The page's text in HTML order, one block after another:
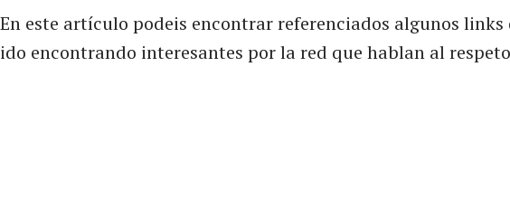
En este artículo podeis encontrar referenciados algunos links
ido encontrando interesantes por la red que hablan al